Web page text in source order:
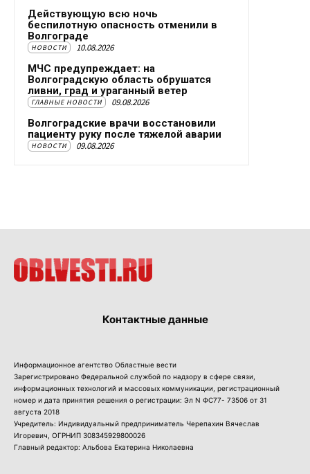
Действующую всю ночь
беспилотную опасность отменили в
Волгограде
НОВОСТИ 10.08.2026
МЧС предупреждает: на
Волгоградскую область обрушатся
ливни, град и ураганный ветер
ГЛАВНЫЕ НОВОСТИ 09.08.2026
Волгоградские врачи восстановили
пациенту руку после тяжелой аварии
НОВОСТИ 09.08.2026
Контактные данные
Информационное агентство Областные вести
Зарегистрировано Федеральной службой по надзору в сфере связи,
информационных технологий и массовых коммуникации, регистрационный
номер и дата принятия решения о регистрации: Эл N ФС77- 73506 от 31
августа 2018
Учредитель: Индивидуальный предприниматель Черепахин Вячеслав
Игоревич, ОГРНИП 308345929800026
Главный редактор: Альбова Екатерина Николаевна